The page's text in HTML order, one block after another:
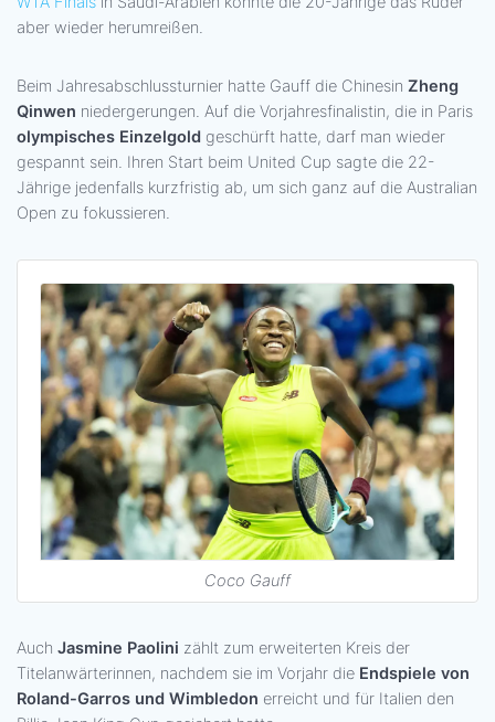
aber wieder herumreißen.
Beim Jahresabschlussturnier hatte Gauff die Chinesin Zheng
Qinwen niedergerungen. Auf die Vorjahresfinalistin, die in Paris
olympisches Einzelgold geschürft hatte, darf man wieder
gespannt sein. Ihren Start beim United Cup sagte die 22-
Jährige jedenfalls kurzfristig ab, um sich ganz auf die Australian
Open zu fokussieren.
Coco Gauff
Auch Jasmine Paolini zählt zum erweiterten Kreis der
Titelanwärterinnen, nachdem sie im Vorjahr die Endspiele von
Roland-Garros und Wimbledon erreicht und für Italien den